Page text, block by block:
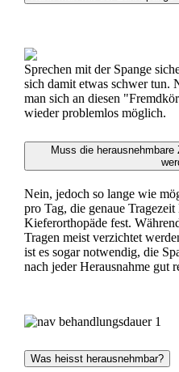
Sprechen mit der Spange
sich damit etwas schwer tun.
man sich an diesen
wieder problemlos möglich.
Muss die
Nein, jedoch so lange wie
pro Tag, die genaue
Kieferorthopäde fest.
Tragen meist verzichtet
ist es sogar notwendig, die
nach jeder Herausnahme gut
Was heisst herausnehmbar?